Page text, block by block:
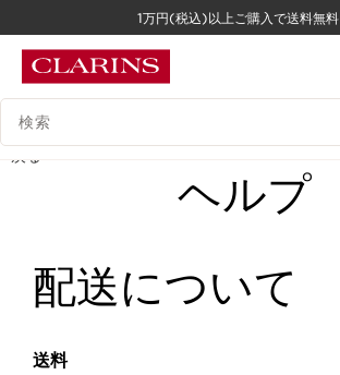
コンテンツへ移動
1万円(税込)以上ご購入で送料無料
検索候補
ヘルプ
配送について
送料